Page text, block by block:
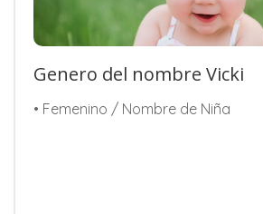
Genero del nombre Vicki
• Femenino / Nombre de Niña